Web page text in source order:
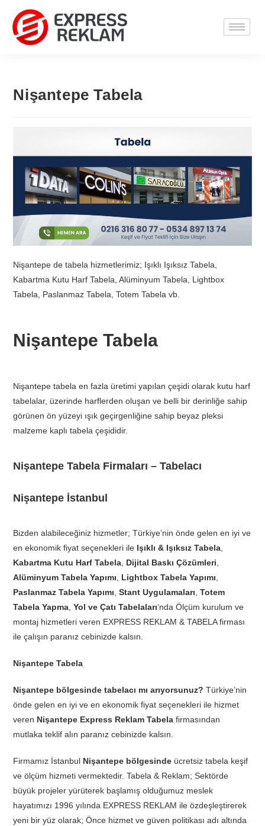
Nişantepe Tabela
Nişantepe de tabela hizmetlerimiz; Işıklı Işıksız Tabela,
Kabartma Kutu Harf Tabela, Alüminyum Tabela, Lightbox
Tabela, Paslanmaz Tabela, Totem Tabela vb.
Nişantepe Tabela
Nişantepe tabela en fazla üretimi yapılan çeşidi olarak kutu harf
tabelalar, üzerinde harflerden oluşan ve belli bir derinliğe sahip
görünen ön yüzeyi ışık geçirgenliğine sahip beyaz pleksi
malzeme kaplı tabela çeşididir.
Nişantepe Tabela Firmaları – Tabelacı
Nişantepe İstanbul
Bizden alabileceğiniz hizmetler; Türkiye’nin önde gelen en iyi ve
en ekonomik fiyat seçenekleri ile Işıklı & Işıksız Tabela
Kabartma Kutu Harf Tabela Dijital Baskı Çözümleri
Alüminyum Tabela Yapımı
Lightbox Tabela Yapımı
Paslanmaz Tabela Yapımı ,Stant Uygulamaları ,Totem
Tabela Yapma ,Yol ve Çatı Tabelaları‘nda Ölçüm kurulum ve
montaj hizmetleri veren EXPRESS REKLAM & TABELA firması
ile çalışın paranız cebinizde kalsın.
Nişantepe Tabela
Nişantepe bölgesinde tabelacı mı arıyorsunuz? Türkiye’nin
önde gelen en iyi ve en ekonomik fiyat seçenekleri ile hizmet
veren Nişantepe Express Reklam Tabela firmasından
mutlaka teklif alın paranız cebinizde kalsın.
Firmamız İstanbul Nişantepe bölgesinde ücretsiz tabela keşif
ve ölçüm hizmeti vermektedir. Tabela & Reklam; Sektörde
büyük projeler yürüterek başlamış olduğumuz meslek
hayatımızı 1996 yılında EXPRESS REKLAM ile özdeşleştirerek
yeni bir yüz olarak; Önce hizmet ve güven politikası adı altında